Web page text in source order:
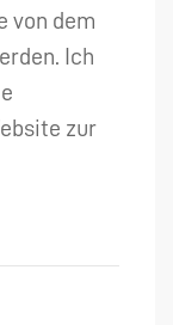
von dem
Ich
zur